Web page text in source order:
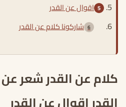
اقوال عن القدر
شاركونا كلام عن القدر
كلام عن القدر شعر عن
القدر اقوال عن القدر